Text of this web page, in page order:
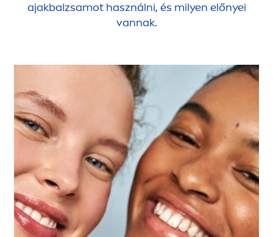
ajakbalzsamot használni, és milyen előnyei
vannak.